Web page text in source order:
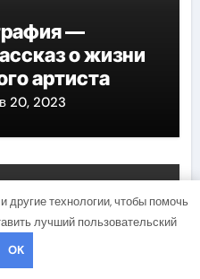
—
о жизни
артиста
20, 2023
другие технологии, чтобы помочь
лучший пользовательский
OK